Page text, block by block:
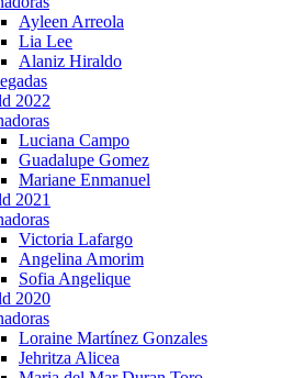
Ayleen Arreola
Lia Lee
Alaniz Hiraldo
2022
Luciana Campo
Guadalupe Gomez
Mariane Enmanuel
2021
Victoria Lafargo
Angelina Amorim
Sofia Angelique
2020
Loraine Martínez Gonzales
Jehritza Alicea